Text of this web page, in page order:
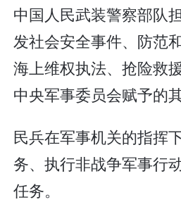
中国人民武装警察部队
发社会安全事件、防范
海上维权执法、抢险救
中央军事委员会赋予的
民兵在军事机关的指挥
务、执行非战争军事行
任务。